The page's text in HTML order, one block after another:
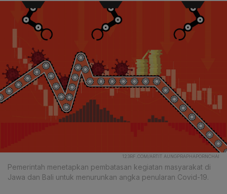
123RF.COM/ARTIT AUNGPRAPHAPORNCHAI
Pemerintah menetapkan pembatasan kegiatan masyarakat di
Jawa dan Bali untuk menurunkan angka penularan Covid-19.